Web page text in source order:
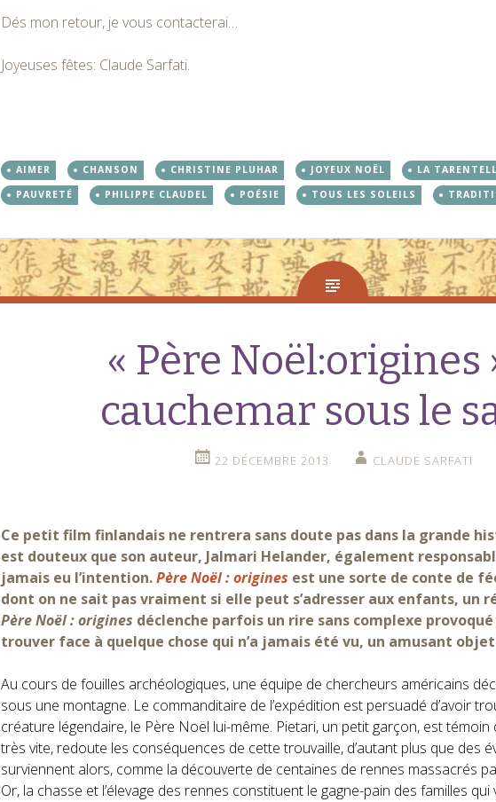
Dés mon retour, je vous contacterai…
Joyeuses fêtes: Claude Sarfati.
AIMER CHANSON CHRISTINE PLUHAR JOYEUX NOËL LA
PAUVRETÉ
PHILIPPE CLAUDEL POÉSIE TOUS LES SOLEILS
« Père Noël:origines
cauchemar sous le
22 DÉCEMBRE 2013 CLAUDE SARFATI
Ce petit film finlandais ne rentrera sans doute pas dans la grande
est douteux que son auteur, Jalmari Helander, également
jamais eu l’intention.Père Noël : origines est une sorte de conte de
dont on ne sait pas vraiment si elle peut s’adresser aux enfants, un
Père Noël : origines déclenche parfois un rire sans complexe
trouver face à quelque chose qui n’a jamais été vu, un amusant
Au cours de fouilles archéologiques, une équipe de chercheurs américains
sous une montagne. Le commanditaire de l’expédition est persuadé d’avoir
créature légendaire, le Père Noël lui-même. Pietari, un petit garçon, est
très vite, redoute les conséquences de cette trouvaille, d’autant plus que des
surviennent alors, comme la découverte de centaines de rennes massacrés
Or, la chasse et l’élevage des rennes constituent le gagne-pain des familles qui